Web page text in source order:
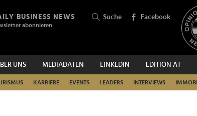
BUSINESS NEWS
abonnieren
Suche Facebook
UNS MEDIADATEN LINKEDIN EDITION AT
KARRIERE EVENTS LEADERS INTERVIEWS
SUCHEN